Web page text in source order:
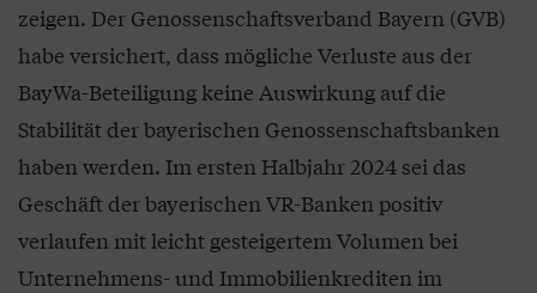
zeigen. Der Genossenschaftsverband Bayern (GVB)
habe versichert, dass mögliche Verluste aus der
BayWa-Beteiligung keine Auswirkung auf die
Stabilität der bayerischen Genossenschaftsbanken
haben werden. Im ersten Halbjahr 2024 sei das
Geschäft der bayerischen VR-Banken positiv
verlaufen mit leicht gesteigertem Volumen bei
Unternehmens- und Immobilienkrediten im